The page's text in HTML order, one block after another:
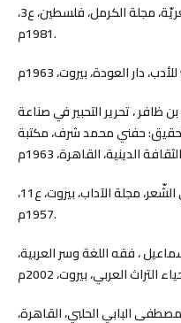
أدونيس، علي أحمد سعيد، في الشّعريّة، مجلة الكرمل، فلسطين، ع3،
1981م.
ظافر ، تحرير التحبير في صناعة
تحقيق: حفني محمد شرف، مكتبة
بدوي، محمد مصطفى، الموضوع في الشّعر، مجلة الآداب، بيروت، ع11،
1957م.
، فقه اللغة وسر العربية،
البابي الحلبي، القاهرة،